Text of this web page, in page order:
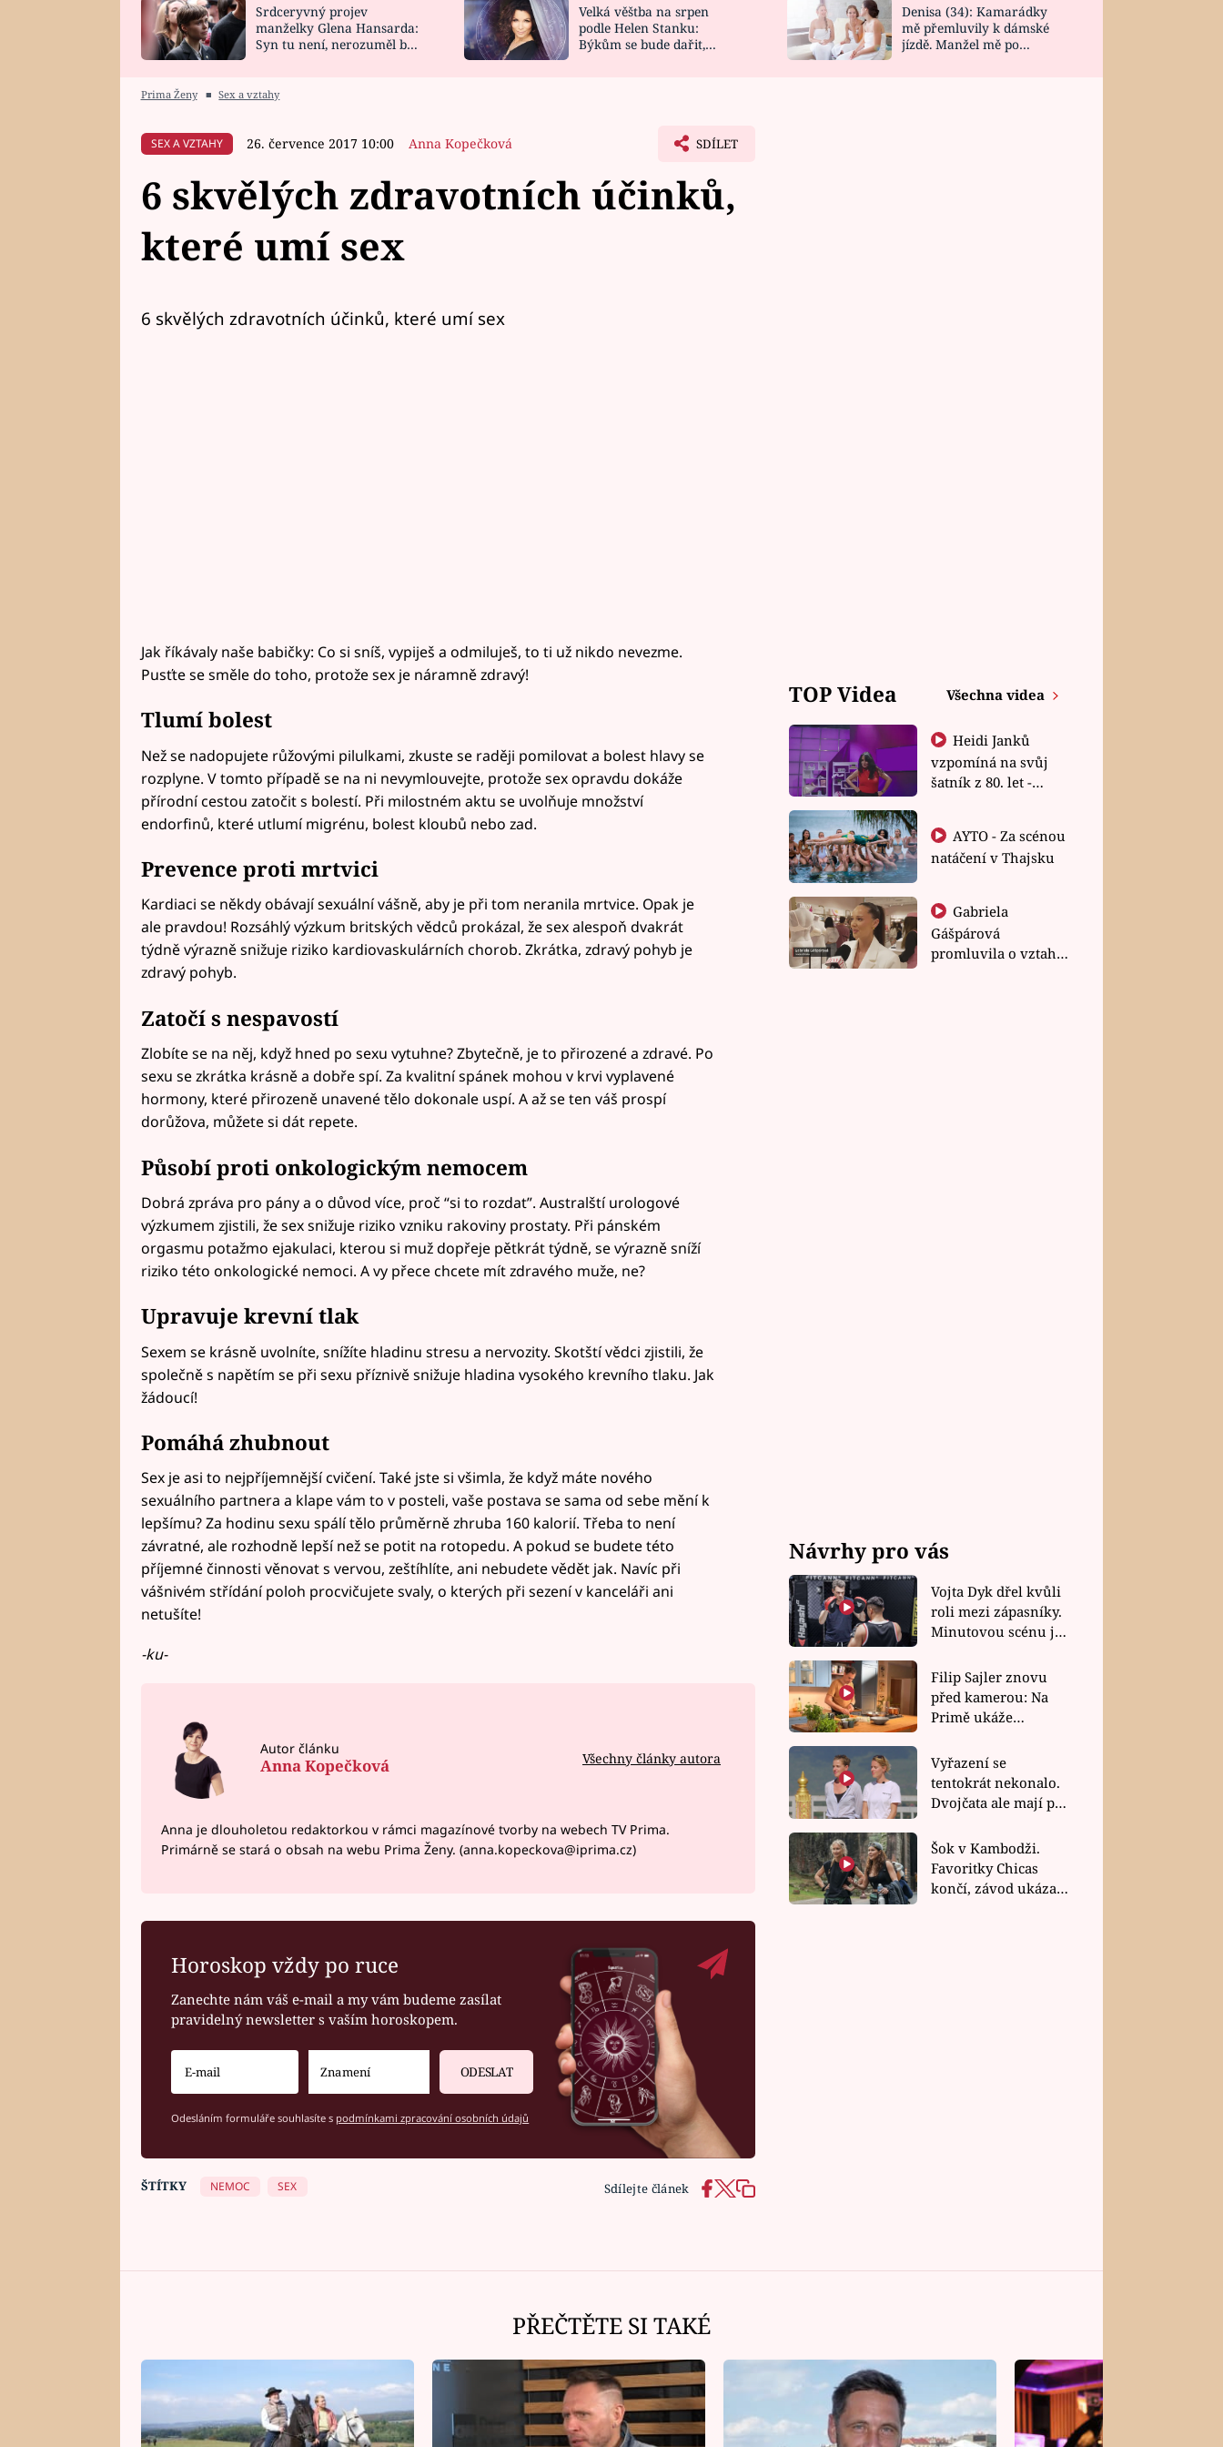
HOROSKOP NA
CELEBRITY
VAŘENÍ
NOVINKY
VIDEORECEPTY
DESIGN
Srdceryvný projev
manželky Glena Hansarda:
Syn tu není, nerozuměl by
Velká věštba na srpen
podle Helen Stanku:
Býkům se bude dařit,
Denisa (34): Kamarádky
mě přemluvily k dámské
jízdě. Manžel mě po
Prima Ženy ■ Sex a vztahy
SEX A VZTAHY 26. července 2017 10:00 Anna Kopečková SDÍLET
6 skvělých zdravotních účinků,
které umí sex
6 skvělých zdravotních účinků, které umí sex
Jak říkávaly naše babičky: Co si sníš, vypiješ a odmiluješ, to ti už nikdo nevezme.
Pusťte se směle do toho, protože sex je náramně zdravý!
Tlumí bolest
Než se nadopujete růžovými pilulkami, zkuste se raději pomilovat a bolest hlavy se
rozplyne. V tomto případě se na ni nevymlouvejte, protože sex opravdu dokáže
přírodní cestou zatočit s bolestí. Při milostném aktu se uvolňuje množství
endorfinů, které utlumí migrénu, bolest kloubů nebo zad.
Prevence proti mrtvici
Kardiaci se někdy obávají sexuální vášně, aby je při tom neranila mrtvice. Opak je
ale pravdou! Rozsáhlý výzkum britských vědců prokázal, že sex alespoň dvakrát
týdně výrazně snižuje riziko kardiovaskulárních chorob. Zkrátka, zdravý pohyb je
zdravý pohyb.
Zatočí s nespavostí
Zlobíte se na něj, když hned po sexu vytuhne? Zbytečně, je to přirozené a zdravé. Po
sexu se zkrátka krásně a dobře spí. Za kvalitní spánek mohou v krvi vyplavené
hormony, které přirozeně unavené tělo dokonale uspí. A až se ten váš prospí
dorůžova, můžete si dát repete.
Působí proti onkologickým nemocem
Dobrá zpráva pro pány a o důvod více, proč “si to rozdat”. Australští urologové
výzkumem zjistili, že sex snižuje riziko vzniku rakoviny prostaty. Při pánském
orgasmu potažmo ejakulaci, kterou si muž dopřeje pětkrát týdně, se výrazně sníží
riziko této onkologické nemoci. A vy přece chcete mít zdravého muže, ne?
Upravuje krevní tlak
Sexem se krásně uvolníte, snížíte hladinu stresu a nervozity. Skotští vědci zjistili, že
společně s napětím se při sexu příznivě snižuje hladina vysokého krevního tlaku. Jak
žádoucí!
Pomáhá zhubnout
Sex je asi to nejpříjemnější cvičení. Také jste si všimla, že když máte nového
sexuálního partnera a klape vám to v posteli, vaše postava se sama od sebe mění k
lepšímu? Za hodinu sexu spálí tělo průměrně zhruba 160 kalorií. Třeba to není
závratné, ale rozhodně lepší než se potit na rotopedu. A pokud se budete této
příjemné činnosti věnovat s vervou, zeštíhlíte, ani nebudete vědět jak. Navíc při
vášnivém střídání poloh procvičujete svaly, o kterých při sezení v kanceláři ani
netušíte!
-ku-
Autor článku
Anna Kopečková Všechny články autora
Anna je dlouholetou redaktorkou v rámci magazínové tvorby na webech TV Prima.
Primárně se stará o obsah na webu Prima Ženy. (anna.kopeckova@iprima.cz)
Horoskop vždy po ruce
Zanechte nám váš e-mail a my vám budeme zasílat
pravidelný newsletter s vaším horoskopem.
ODESLAT
Odesláním formuláře souhlasíte s podmínkami zpracování osobních údajů
Sdílejte článek
ŠTÍTKY NEMOC SEX
TOP Videa Všechna videa
Heidi Janků
vzpomíná na svůj
šatník z 80. let -
natáčení v Thajsku
Gabriela
Gášpárová
promluvila o vztahu
Návrhy pro vás
Vojta Dyk dřel kvůli
roli mezi zápasníky.
Minutovou scénu jel
Filip Sajler znovu
před kamerou: Na
Primě ukáže
rychlé recepty
Vyřazení se
tentokrát nekonalo.
Dvojčata ale mají po
závodu nůž na krku
Šok v Kambodži.
Favoritky Chicas
končí, závod ukázal
PŘEČTĚTE SI TAKÉ